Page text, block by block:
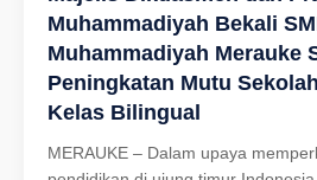
Muhammadiyah Bekali
Muhammadiyah Merauke
Peningkatan Mutu
Kelas Bilingual
MERAUKE – Dalam upaya